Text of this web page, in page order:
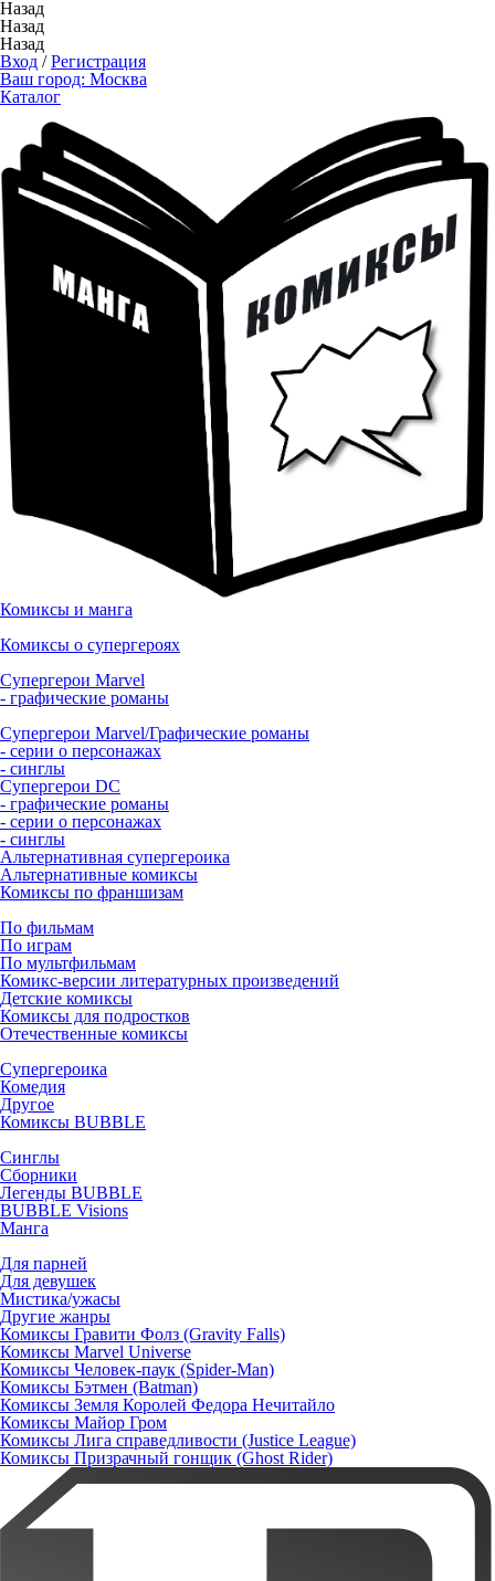
Назад
Назад
Назад
Вход /Регистрация
Ваш город: Москва
Каталог
Комиксы и манга
Комиксы о супергероях
Супергерои Marvel
- графические романы
Супергерои Marvel/Графические романы
- серии о персонажах
- синглы
Супергерои DC
- графические романы
- серии о персонажах
- синглы
Альтернативная супергероика
Альтернативные комиксы
Комиксы по франшизам
По фильмам
По играм
По мультфильмам
Комикс-версии литературных произведений
Детские комиксы
Комиксы для подростков
Отечественные комиксы
Супергероика
Комедия
Другое
Комиксы BUBBLE
Синглы
Сборники
Легенды BUBBLE
BUBBLE Visions
Манга
Для парней
Для девушек
Мистика/ужасы
Другие жанры
Комиксы Гравити Фолз (Gravity Falls)
Комиксы Marvel Universe
Комиксы Человек-паук (Spider-Man)
Комиксы Бэтмен (Batman)
Комиксы Земля Королей Федора Нечитайло
Комиксы Майор Гром
Комиксы Лига справедливости (Justice League)
Комиксы Призрачный гонщик (Ghost Rider)